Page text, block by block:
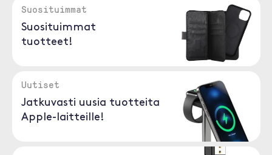
Suosituimmat
Suosituimmat
tuotteet!
Uutiset
Jatkuvasti uusia tuotteita
Apple-laitteille!